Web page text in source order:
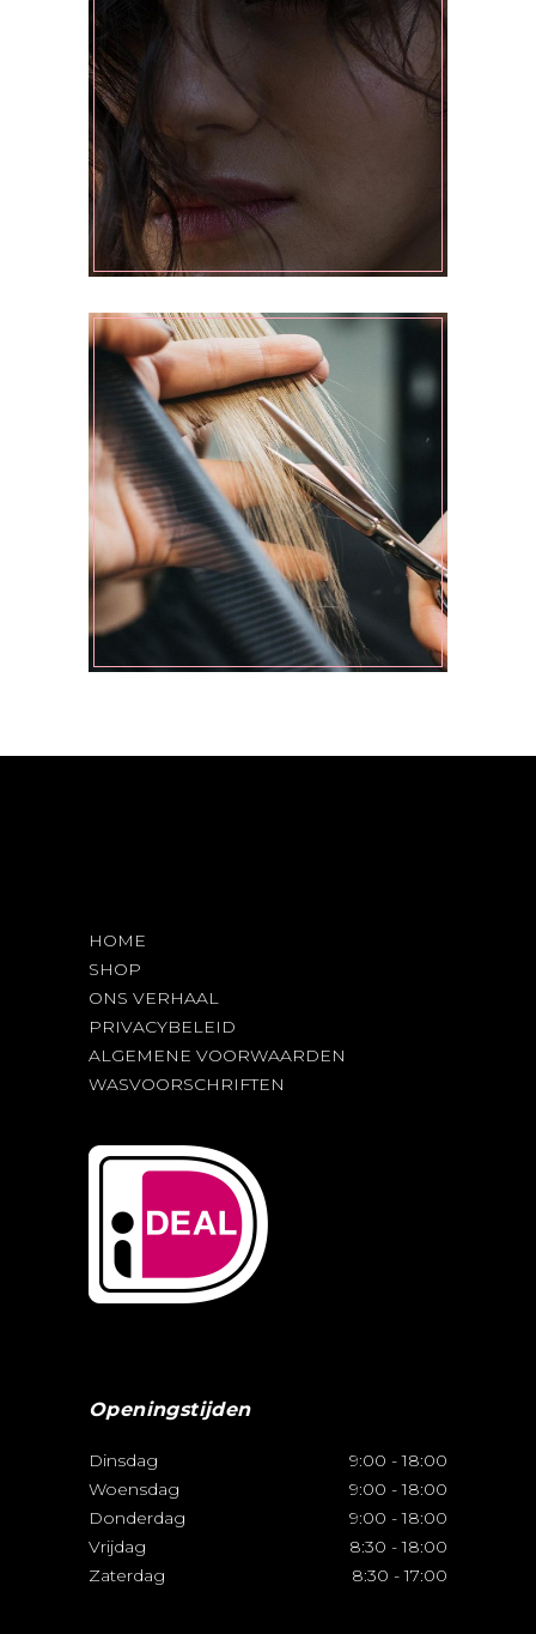
OMBRÉ
HAIRDO
HOME
SHOP
ONS VERHAAL
PRIVACYBELEID
ALGEMENE VOORWAARDEN
WASVOORSCHRIFTEN
Openingstijden
Dinsdag 9:00 - 18:00
Woensdag
9:00 - 18:00
Donderdag
9:00 - 18:00
Vrijdag
8:30 - 18:00
Zaterdag
8:30 - 17:00